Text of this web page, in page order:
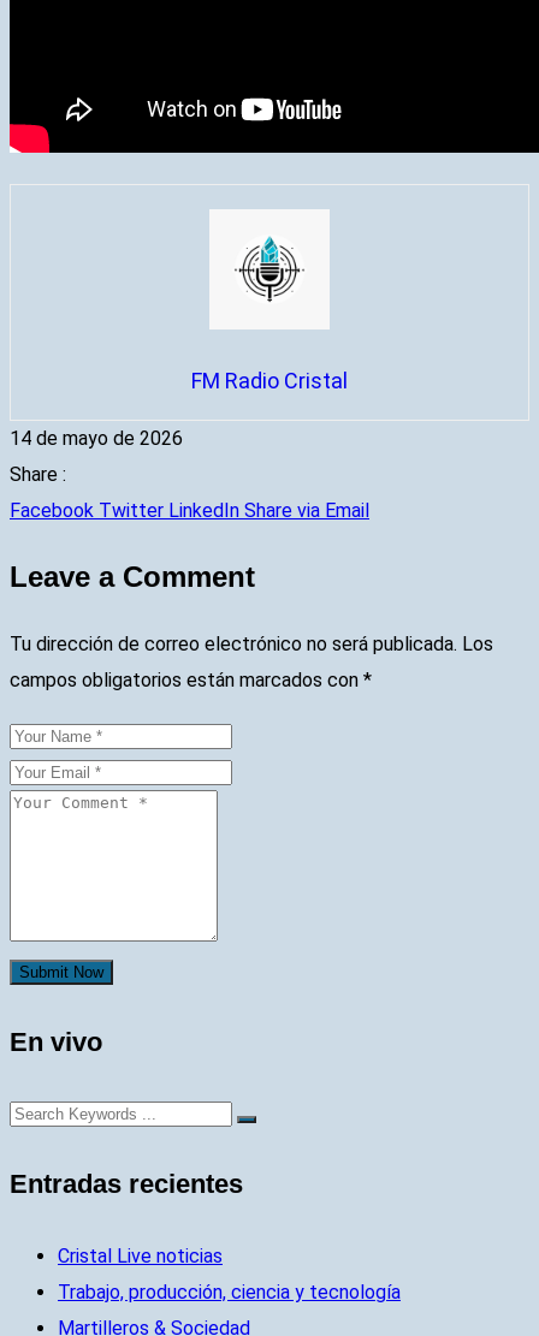
FM Radio Cristal
14 de mayo de 2026
Share :
Facebook Twitter LinkedIn Share via Email
Leave a Comment
Tu dirección de correo electrónico no será publicada. Los
campos obligatorios están marcados con *
Submit Now
En vivo
Entradas recientes
Cristal Live noticias
Trabajo, producción, ciencia y tecnología
Martilleros & Sociedad